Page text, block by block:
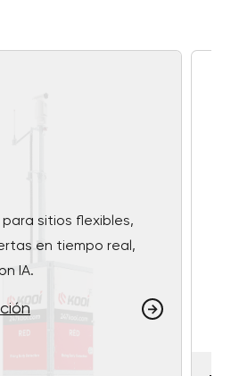
sitios flexibles,
en tiempo real,
IA.